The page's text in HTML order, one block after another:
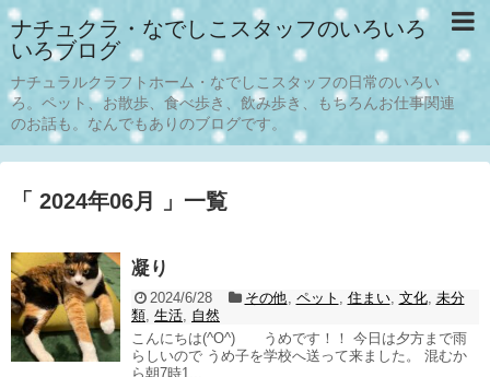
ナチュクラ・なでしこスタッフのいろいろ
いろブログ
ナチュラルクラフトホーム・なでしこスタッフの日常のいろい
ろ。ペット、お散歩、食べ歩き、飲み歩き、もちろんお仕事関連
のお話も。なんでもありのブログです。
「 2024年06月 」一覧
凝り
2024/6/28 その他 ペット 住まい, 文化, 未分
類 生活 自然
こんにちは(^O^) うめです！！ 今日は夕方まで雨
らしいので うめ子を学校へ送って来ました。 混むか
ら朝7時1...